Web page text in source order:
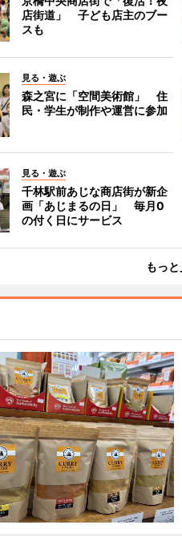
店街道」 子ども店主のブー
スも
見る・遊ぶ
森之宮に「空間美術館」 住
民・学生が制作や運営に参加
見る・遊ぶ
千林駅前あじな商店街が新企
画「あじまるの日」 毎月0
の付く日にサービス
もっ